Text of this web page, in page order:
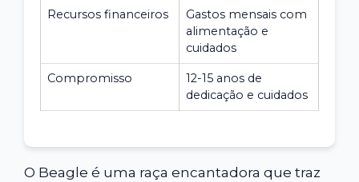
Recursos financeiros
Gastos mensais com
alimentação e
cuidados
Compromisso
12-15 anos de
dedicação e cuidados
O Beagle é uma raça encantadora que traz